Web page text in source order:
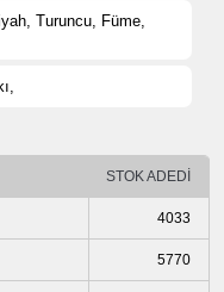
Turuncu, Füme,
STOK ADEDİ
4033
5770